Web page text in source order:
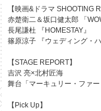
【映画&ドラマ SHOOTING
赤楚衛二＆坂口健太郎 「
長尾謙杜 『HOMESTAY』
篠原涼子 『ウェディング・
【STAGE REPORT】
吉沢 亮×北村匠海
舞台「マーキュリー・ファ
【Pick Up】